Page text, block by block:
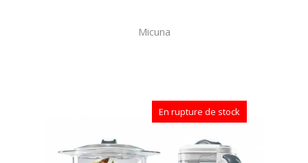
Micuna
En rupture de stock